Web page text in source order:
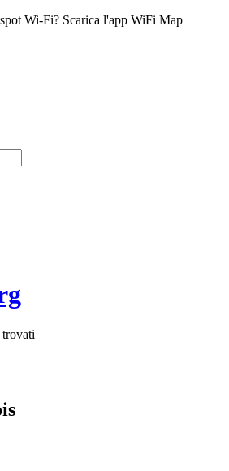
Wi-Fi? Scarica l'app WiFi Map